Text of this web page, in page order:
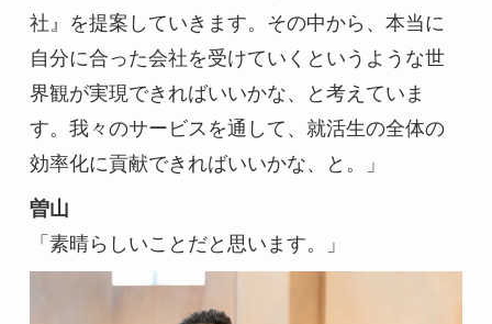
社』を提案していきます。その中から、本当に
自分に合った会社を受けていくというような世
界観が実現できればいいかな、と考えていま
す。我々のサービスを通して、就活生の全体の
効率化に貢献できればいいかな、と。」
曽山
「素晴らしいことだと思います。」